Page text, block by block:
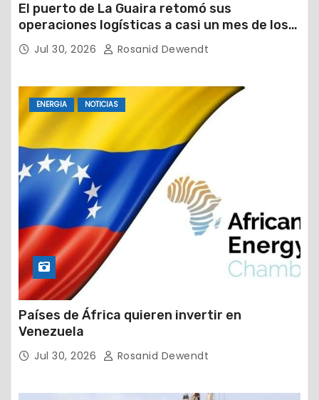
El puerto de La Guaira retomó sus
operaciones logísticas a casi un mes de los
devastadores terremotos
Jul 30, 2026 Rosanid Dewendt
ENERGIA NOTICIAS
Países de África quieren invertir en
Venezuela
Jul 30, 2026 Rosanid Dewendt